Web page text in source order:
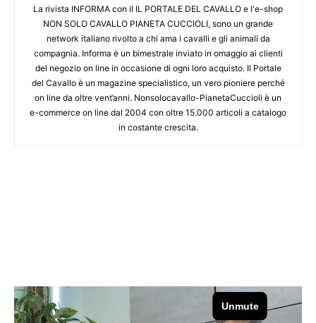
La rivista INFORMA con il IL PORTALE DEL CAVALLO e l'e-shop
NON SOLO CAVALLO PIANETA CUCCIOLI, sono un grande
network italiano rivolto a chi ama i cavalli e gli animali da
compagnia. Informa è un bimestrale inviato in omaggio ai clienti
del negozio on line in occasione di ogni loro acquisto. Il Portale
del Cavallo è un magazine specialistico, un vero pioniere perché
on line da oltre vent’anni. Nonsolocavallo-PianetaCuccioli è un
e-commerce on line dal 2004 con oltre 15.000 articoli a catalogo
in costante crescita.